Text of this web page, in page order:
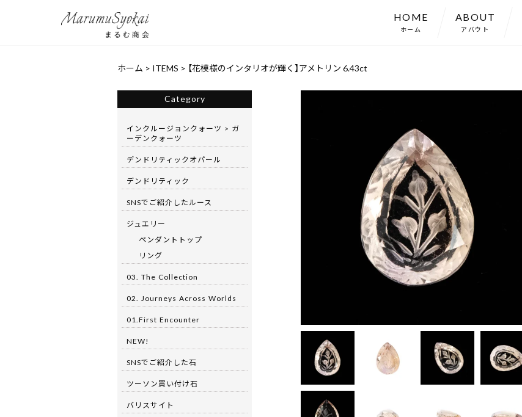
HOME
ホーム
ABOUT
アバウト
ホーム > ITEMS > 【花模様のインタリオが輝く】アメトリン 6.43ct
Category
インクルージョンクォーツ > ガ
ーデンクォーツ
デンドリティックオパール
デンドリティック
SNSでご紹介したルース
ジュエリー
ペンダントトップ
リング
03. The Collection
02. Journeys Across Worlds
01.First Encounter
NEW!
SNSでご紹介した石
ツーソン買い付け石
バリスサイト